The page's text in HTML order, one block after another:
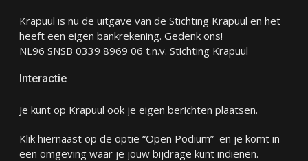
Krapuul is nu de uitgave van de Stichting Krapuul en het
heeft een eigen bankrekening. Gedenk ons!
NL96 SNSB 0339 8969 06 t.n.v. Stichting Krapuul
Interactie
Je kunt op Krapuul ook je eigen berichten plaatsen.
Klik hiernaast op de optie “Open Podium” en je komt in
een omgeving waar je jouw bijdrage kunt indienen.